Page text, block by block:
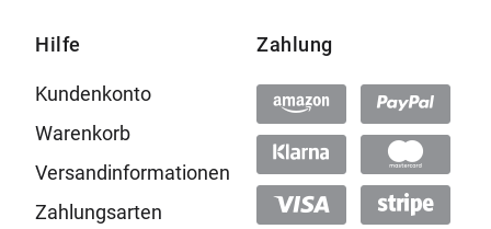
Hilfe
Kundenkonto
Warenkorb
Versandinformationen
Zahlungsarten
Zahlung